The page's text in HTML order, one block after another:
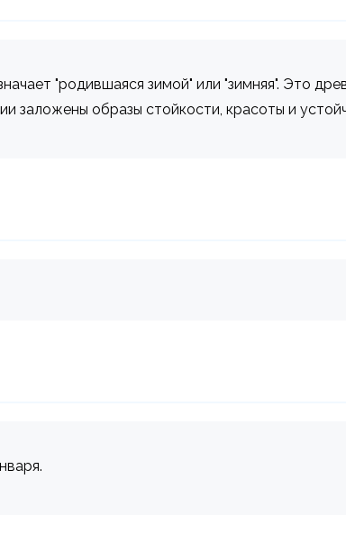
"родившаяся зимой" или "зимняя". Это
заложены образы стойкости, красоты и